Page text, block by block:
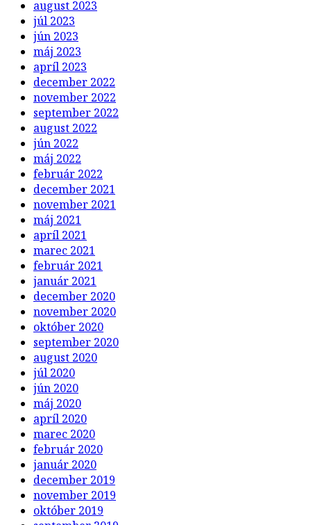
august 2023
júl 2023
jún 2023
máj 2023
apríl 2023
december 2022
november 2022
september 2022
august 2022
jún 2022
máj 2022
február 2022
december 2021
november 2021
máj 2021
apríl 2021
marec 2021
február 2021
január 2021
december 2020
november 2020
október 2020
september 2020
august 2020
júl 2020
jún 2020
máj 2020
apríl 2020
marec 2020
február 2020
január 2020
december 2019
november 2019
október 2019